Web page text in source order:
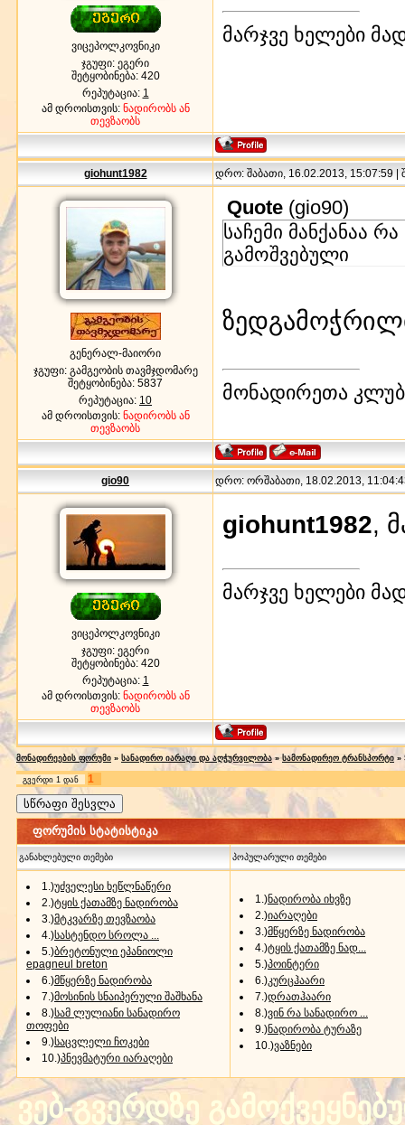
ვიცეპოლკოვნიკი
ჯგუფი: ეგერი
შეტყობინება: 420
რეპუტაცია: 1
ამ დროისთვის: ნადირობს ან
თევზაობს
მარჯვე ხელები
giohunt1982 დრო: შაბათი, 16.02.2013, 15:07:59 |
გენერალ-მაიორი
ჯგუფი: გამგეობის თავმჯდომარე
შეტყობინება: 5837
რეპუტაცია: 10
ამ დროისთვის: ნადირობს ან
თევზაობს
Quote (gio90)
საჩემი მანქანაა
გამოშვებული
მონადირეთა
gio90 დრო: ორშაბათი, 18.02.2013,
ვიცეპოლკოვნიკი
ჯგუფი: ეგერი
შეტყობინება: 420
რეპუტაცია: 1
ამ დროისთვის: ნადირობს ან
თევზაობს
giohunt1982,
მარჯვე ხელები
მონადირეების ფორუმი » სანადირო იარაღი და აღჭურვილობა » სამონადირეო ტრანსპორტი »
გვერდი 1 დან 1
ფორუმის სტატისტიკა
განახლებული თემები პოპულარული თემები
1.)უძველესი ხეწლნაწერი
2.)ტყის ქათამზე ნადირობა
3.)მტკვარზე თევზაობა
4.)სასტენდო სროლა ...
5.)ბრეტონული ეპანიოლი
epagneul breton
6.)მწყერზე ნადირობა
7.)მოსინის სნაიპერული შაშხანა
8.)სამ ლულიანი სანადირო
თოფები
9.)საცვლელი ჩოკები
10.)პნევმატური იარაღები
1.)ნადირობა იხვზე
2.)იარაღები
3.)მწყერზე ნადირობა
4.)ტყის ქათამზე ნად...
5.)პოინტერი
6.)კურცჰაარი
7.)დრათჰაარი
8.)ვინ რა სანადირო ...
9.)ნადირობა ტურაზე
10.)ვაზნები
ვებ-გვერდზე